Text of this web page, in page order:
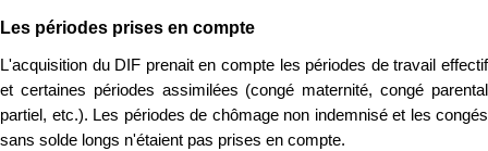
Les périodes prises en compte
L'acquisition du DIF prenait en compte les périodes de travail effectif
et certaines périodes assimilées (congé maternité, congé parental
partiel, etc.). Les périodes de chômage non indemnisé et les congés
sans solde longs n'étaient pas prises en compte.